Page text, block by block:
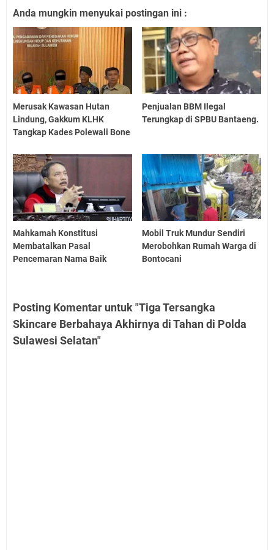
Anda mungkin menyukai postingan ini :
Merusak Kawasan Hutan
Lindung, Gakkum KLHK
Tangkap Kades Polewali Bone
Penjualan BBM Ilegal
Terungkap di SPBU Bantaeng.
Mahkamah Konstitusi
Membatalkan Pasal
Pencemaran Nama Baik
Mobil Truk Mundur Sendiri
Merobohkan Rumah Warga di
Bontocani
Posting Komentar untuk "Tiga Tersangka
Skincare Berbahaya Akhirnya di Tahan di Polda
Sulawesi Selatan"